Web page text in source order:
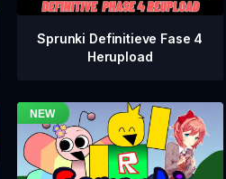
Sprunki Definitieve Fase 4
Herupload